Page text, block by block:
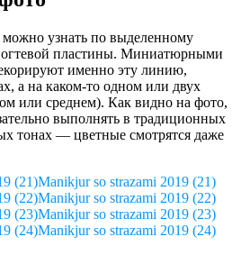
узнать по выделенному
пластины. Миниатюрными
именно эту линию,
а на каком-то одном или двух
или среднем). Как видно на фото,
выполнять в традиционных
тонах — цветные смотрятся даже
Manikjur so strazami 2019 (21)
Manikjur so strazami 2019 (22)
Manikjur so strazami 2019 (23)
Manikjur so strazami 2019 (24)